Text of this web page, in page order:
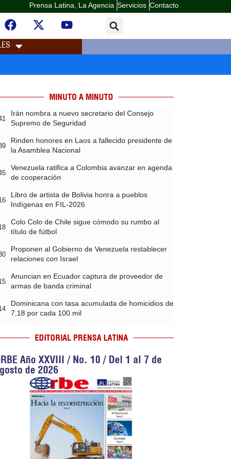
Prensa Latina, La Agencia Servicios Contacto
MINUTO A MINUTO
Irán nombra a nuevo secretario del Consejo
Supremo de Seguridad
Rinden honores en Laos a fallecido presidente de
la Asamblea Nacional
Venezuela ratifica a Colombia avanzar en agenda
de cooperación
Libro de artista de Bolivia honra a pueblos
Indígenas en FIL-2026
Colo Colo de Chile sigue cómodo su rumbo al
título de fútbol
Proponen al Gobierno de Venezuela restablecer
relaciones con Israel
Anuncian en Ecuador captura de proveedor de
armas de banda criminal
Dominicana con tasa acumulada de homicidios de
7,18 por cada 100 mil
EDITORIAL PRENSA LATINA
Año XXVIII / No. 10 / Del 1 al 7 de
de 2026